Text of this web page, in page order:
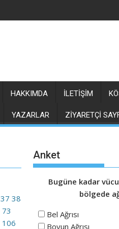
HAKKIMDA İLETIŞIM
YAZARLAR ZIYARETÇI
37 38
73
106
Anket
Bugüne kadar
bölgede
Bel Ağrısı
Boyun Ağrısı